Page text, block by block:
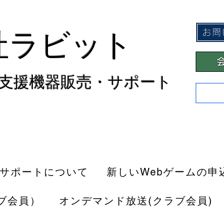
ビット
援機器販売・サポート
お問
サポートについて 新しいWebゲームの申
会員） オンデマンド放送(クラブ会員)